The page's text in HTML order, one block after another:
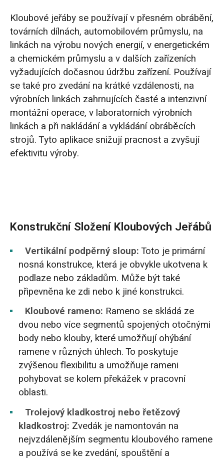
Kloubové jeřáby se používají v přesném obrábění,
továrních dílnách, automobilovém průmyslu, na
linkách na výrobu nových energií, v energetickém
a chemickém průmyslu a v dalších zařízeních
vyžadujících dočasnou údržbu zařízení. Používají
se také pro zvedání na krátké vzdálenosti, na
výrobních linkách zahrnujících časté a intenzivní
montážní operace, v laboratorních výrobních
linkách a při nakládání a vykládání obráběcích
strojů. Tyto aplikace snižují pracnost a zvyšují
efektivitu výroby.
Konstrukční Složení Kloubových Jeřábů
Vertikální podpěrný sloup:Toto je primární
nosná konstrukce, která je obvykle ukotvena k
podlaze nebo základům. Může být také
připevněna ke zdi nebo k jiné konstrukci.
Kloubové rameno: Rameno se skládá ze
dvou nebo více segmentů spojených otočnými
body nebo klouby, které umožňují ohýbání
ramene v různých úhlech. To poskytuje
zvýšenou flexibilitu a umožňuje rameni
pohybovat se kolem překážek v pracovní
oblasti.
Trolejový kladkostroj nebo řetězový
kladkostroj: Zvedák je namontován na
nejvzdálenějším segmentu kloubového ramene
a používá se ke zvedání, spouštění a